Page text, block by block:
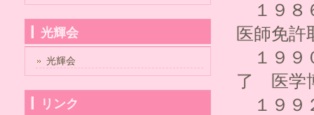
１９８
医師免許
１９９
了 医学
１９９
光輝会
光輝会
リンク